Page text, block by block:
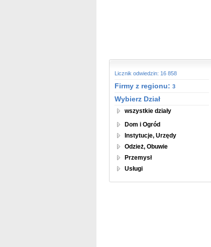
Licznik odwiedzin: 16 858
Firmy z regionu: 3
Wybierz Dział
wszystkie działy
Dom i Ogród
Instytucje, Urzędy
Odzież, Obuwie
Przemysł
Usługi